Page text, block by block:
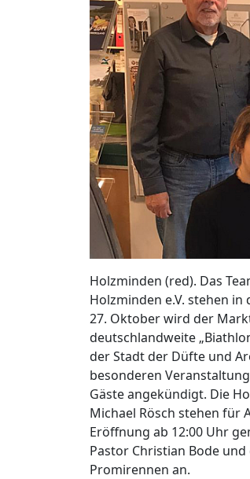
Holzminden (red). Das
Holzminden e.V. stehen
27. Oktober wird der
deutschlandweite
der Stadt der Düfte und
besonderen
Gäste angekündigt. Die
Michael Rösch stehen
Eröffnung ab 12:00 Uhr
Pastor Christian Bode
Promirennen an.